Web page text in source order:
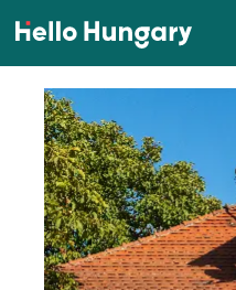
Ugrás a tartalomhoz